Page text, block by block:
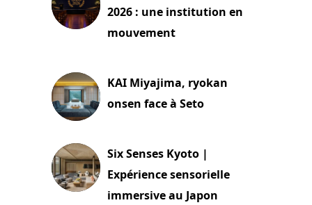
2026 : une institution en
mouvement
KAI Miyajima, ryokan
onsen face à Seto
Six Senses Kyoto |
Expérience sensorielle
immersive au Japon